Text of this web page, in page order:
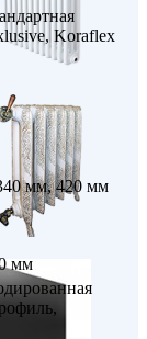
Koraflex
мм, 420 мм
мм